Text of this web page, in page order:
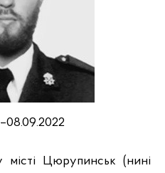
Цюрупинськ (нині